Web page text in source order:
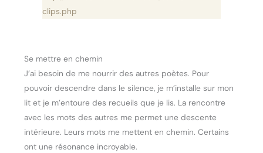
clips.php
Se mettre en chemin
J’ai besoin de me nourrir des autres poètes. Pour
pouvoir descendre dans le silence, je m’installe sur mon
lit et je m’entoure des recueils que je lis. La rencontre
avec les mots des autres me permet une descente
intérieure. Leurs mots me mettent en chemin. Certains
ont une résonance incroyable.